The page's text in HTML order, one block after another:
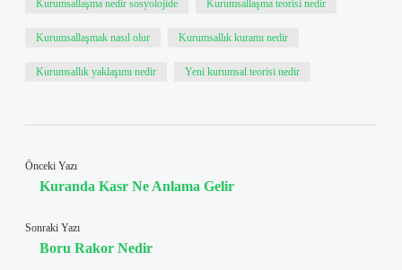
Kurumsallaşma nedir sosyolojide Kurumsallaşma teorisi nedir
Kurumsallaşmak nasıl olur Kurumsallık kuramı nedir
Kurumsallık yaklaşımı nedir Yeni kurumsal teorisi nedir
Önceki Yazı
Kuranda Kasr Ne Anlama Gelir
Sonraki Yazı
Boru Rakor Nedir